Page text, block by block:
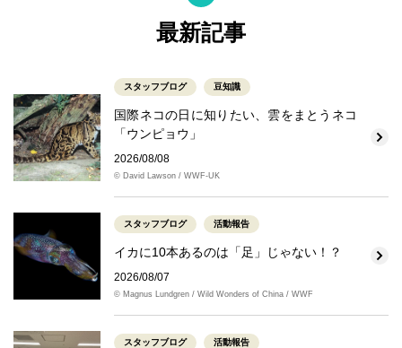
最新記事
スタッフブログ 豆知識
国際ネコの日に知りたい、雲をまとうネコ
「ウンピョウ」
2026/08/08
© David Lawson / WWF-UK
スタッフブログ 活動報告
イカに10本あるのは「足」じゃない！？
2026/08/07
© Magnus Lundgren / Wild Wonders of China / WWF
スタッフブログ 活動報告